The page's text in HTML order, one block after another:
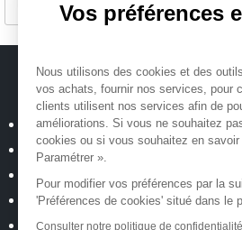
Vos préférences
Nous utilisons des cookies et des
vos achats, fournir nos services, pour
clients utilisent nos services afin de
améliorations. Si vous ne souhaitez
cookies ou si vous souhaitez en
Paramétrer ».
Pour modifier vos préférences par la
'Préférences de cookies' situé dans le
Consulter notre politique de confidentialité
MICHENAUD.COM
Qui sommes nous ?
Plan du site
Conditions générales de vente
Politique de confidentialité